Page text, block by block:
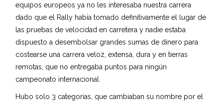
equipos europeos ya no les interesaba nuestra carrera
dado que el Rally había tomado definitivamente el lugar de
las pruebas de velocidad en carretera y nadie estaba
dispuesto a desembolsar grandes sumas de dinero para
costearse una carrera veloz, extensa, dura y en tierras
remotas, que no entregaba puntos para ningún
campeonato internacional.
Hubo solo 3 categorías, que cambiaban su nombre por el